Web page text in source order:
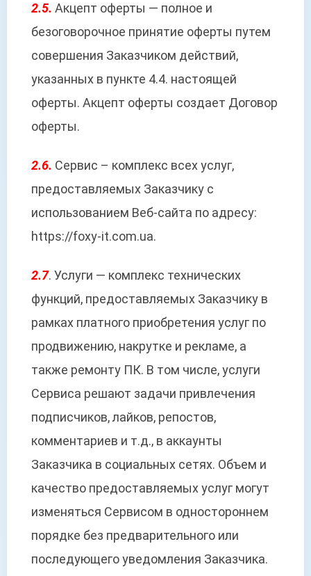
2.5. Акцепт оферты — полное и
безоговорочное принятие оферты путем
совершения Заказчиком действий,
указанных в пункте 4.4. настоящей
оферты. Акцепт оферты создает Договор
оферты.
2.6. Сервис – комплекс всех услуг,
предоставляемых Заказчику с
использованием Веб-сайта по адресу:
https://foxy-it.com.ua.
2.7. Услуги — комплекс технических
функций, предоставляемых Заказчику в
рамках платного приобретения услуг по
продвижению, накрутке и рекламе, а
также ремонту ПК. В том числе, услуги
Сервиса решают задачи привлечения
подписчиков, лайков, репостов,
комментариев и т.д., в аккаунты
Заказчика в социальных сетях. Объем и
качество предоставляемых услуг могут
изменяться Сервисом в одностороннем
порядке без предварительного или
последующего уведомления Заказчика.